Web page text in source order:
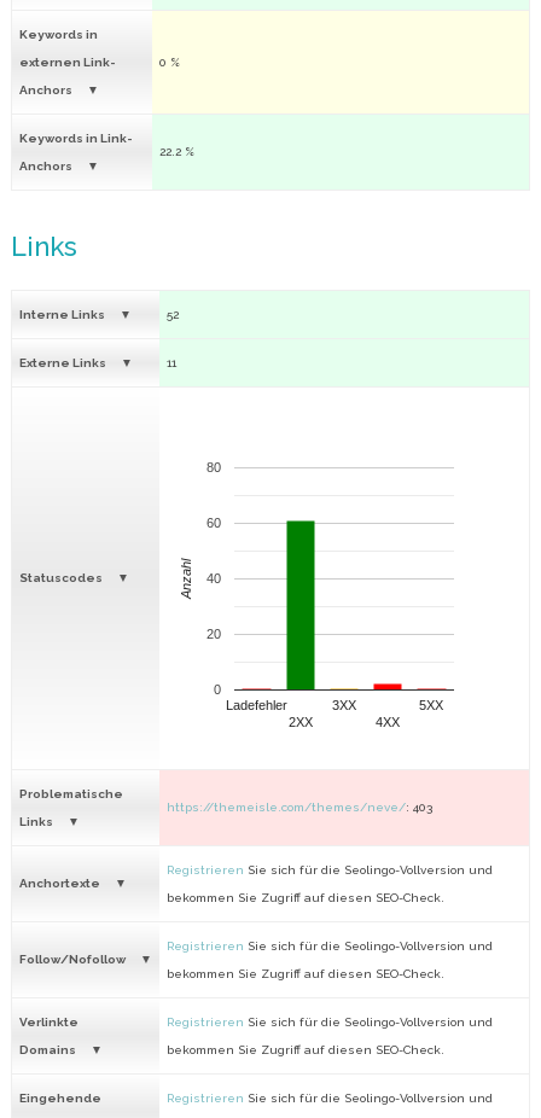
Keywords in
externen Link-
Anchors
0 %
Keywords in Link-
Anchors
22.2 %
Links
Interne Links 52
Externe Links 11
Statuscodes
Ladefehler
2XX
3XX
4XX
5XX
0
20
40
60
80
Anzahl
Problematische
Links
https://themeisle.com/themes/neve/: 403
Anchortexte
Registrieren Sie sich für die Seolingo-Vollversion und
bekommen Sie Zugriff auf diesen SEO-Check.
Follow/Nofollow
Registrieren Sie sich für die Seolingo-Vollversion und
bekommen Sie Zugriff auf diesen SEO-Check.
Verlinkte
Domains
Registrieren Sie sich für die Seolingo-Vollversion und
bekommen Sie Zugriff auf diesen SEO-Check.
Eingehende Registrieren Sie sich für die Seolingo-Vollversion und